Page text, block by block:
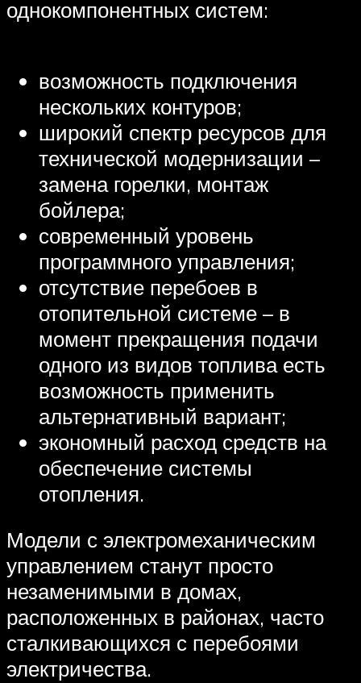
однокомпонентных систем:
возможность подключения
нескольких контуров;
широкий спектр ресурсов для
технической модернизации –
замена горелки, монтаж
бойлера;
современный уровень
программного управления;
отсутствие перебоев в
отопительной системе – в
момент прекращения подачи
одного из видов топлива есть
возможность применить
альтернативный вариант;
экономный расход средств на
обеспечение системы
отопления.
Модели с электромеханическим
управлением станут просто
незаменимыми в домах,
расположенных в районах, часто
сталкивающихся с перебоями
электричества.